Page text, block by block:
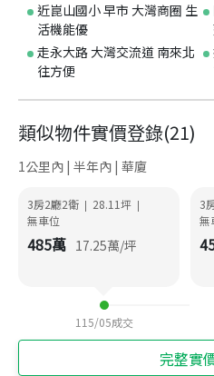
近崑山國小 早市 大灣商圈 生
活機能優
走永大路 大灣交流道 南來北
往方便
類似物件實價登錄(21)
1公里內 | 半年內 | 華廈
3房2廳2衛 | 28.11坪 |
無車位
485萬 17.25萬/坪
115/05成交
3
無
完整實